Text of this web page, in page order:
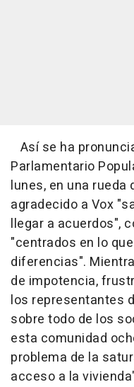
Así se ha
Parlamentario
lunes, en una rueda
agradecido a Vox
llegar a acuerdos",
"centrados en lo
diferencias".
de impotencia,
los representantes
sobre todo de los
esta comunidad
problema de la
acceso a la